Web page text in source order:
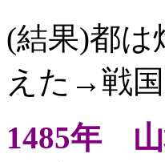
(結果)都は
えた→戦
1485年